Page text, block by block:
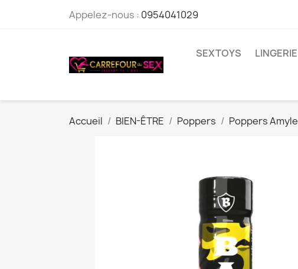
Appelez-nous : 0954041029
SEXTOYS LINGERIE
Accueil BIEN-ÊTRE Poppers Poppers Amyle